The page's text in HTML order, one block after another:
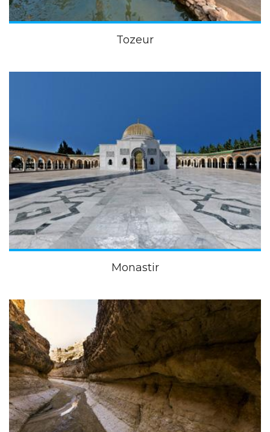
Tozeur
Monastir